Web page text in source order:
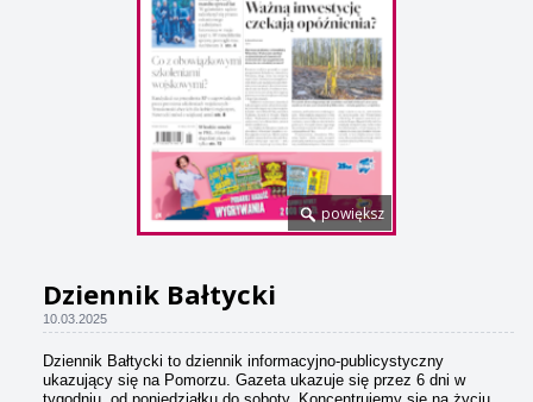
powiększ
Dziennik Bałtycki
10.03.2025
Dziennik Bałtycki to dziennik informacyjno-publicystyczny
ukazujący się na Pomorzu. Gazeta ukazuje się przez 6 dni w